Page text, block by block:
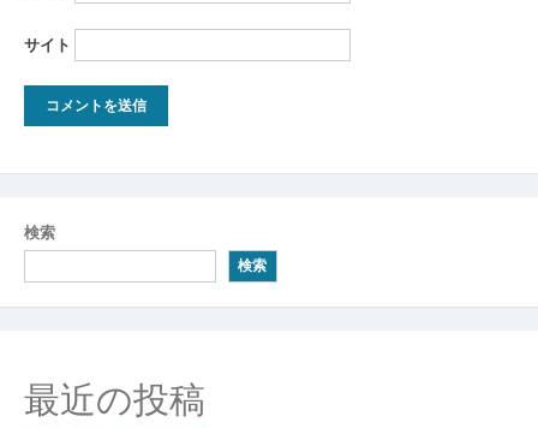
サイト
検索
検索
最近の投稿